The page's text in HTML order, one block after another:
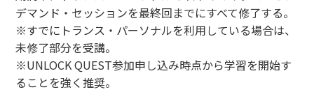
デマンド・セッションを最終回までにすべて修了する。
※すでにトランス・パーソナルを利用している場合は、
未修了部分を受講。
※UNLOCK QUEST参加申し込み時点から学習を開始す
ることを強く推奨。